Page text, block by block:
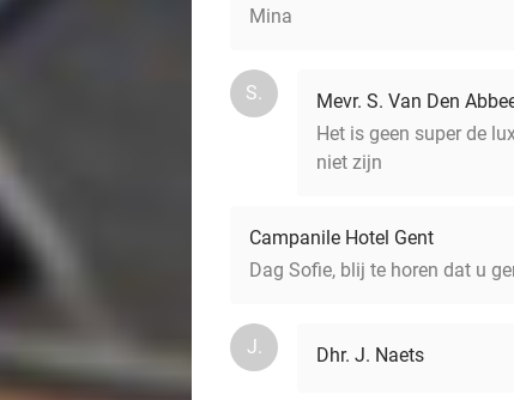
Mina
S.
Mevr. S. Van Den
Het is geen super de
niet zijn
Campanile Hotel Gent
Dag Sofie, blij te horen dat u
J. Dhr. J. Naets